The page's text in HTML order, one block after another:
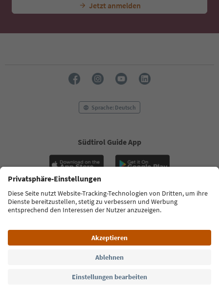
Jetzt anmelden
Sprache: Deutsch
Südtirol Guide App
FAQ Kontakt Presse MICE Datenschutzerklärung
Zugänglichkeitserklärung